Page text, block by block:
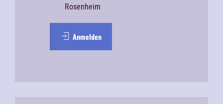
Rosenheim
Anmelden